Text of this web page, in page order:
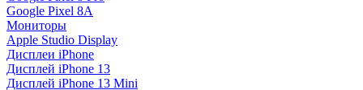
Google Pixel 8A
Мониторы
Apple Studio Display
Дисплеи iPhone
Дисплей iPhone 13
Дисплей iPhone 13 Mini